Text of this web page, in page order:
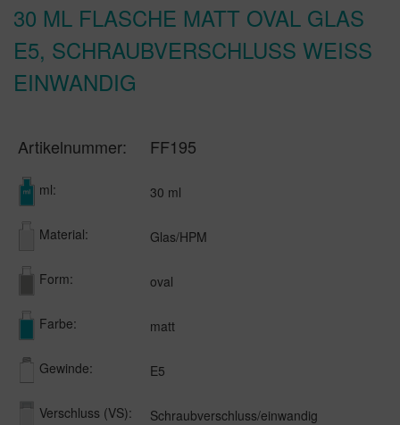
30 ML FLASCHE MATT OVAL GLAS
E5, SCHRAUBVERSCHLUSS WEISS E
INWANDIG
Artikelnummer: FF195
ml: 30 ml
Material: Glas/HPM
Form: oval
Farbe: matt
Gewinde: E5
Verschluss (VS): Schraubverschluss/einwandig